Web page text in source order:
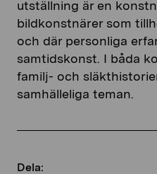
Dela:
utställning är en
bildkonstnärer som
och där personliga
samtidskonst. I båda
familj- och
samhälleliga teman.